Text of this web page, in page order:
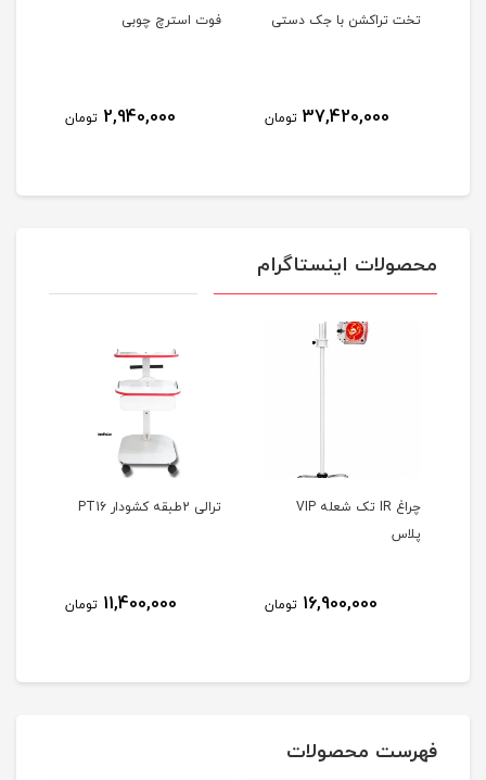
تخت تراکشن با جک دستی
37,420,000 تومان
فوت استرچ چوبی
2,940,000 تومان
محصولات اینستاگرام
چراغ IR تک شعله VIP
پلاس
16,900,000 تومان
ترالی 2طبقه کشودار PT16
11,400,000 تومان
فهرست محصولات